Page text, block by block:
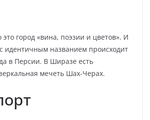
это город «вина, поэзии и цветов». И
идентичным названием происходит
в Персии. В Ширазе есть
мечеть Шах-Черах.